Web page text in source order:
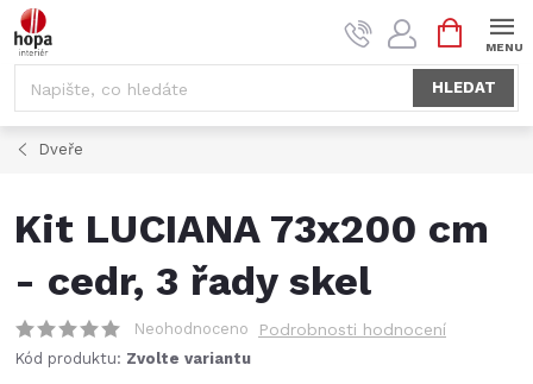
Přejít
na
HLEDAT
NÁKUPNÍ
KOŠÍK
Dveře
Kit LUCIANA 73x200 cm
- cedr, 3 řady skel
Neohodnoceno Podrobnosti hodnocení
Kód produktu: Zvolte variantu